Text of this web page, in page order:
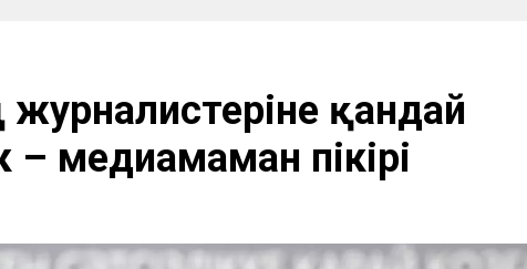
журналистеріне қандай
– медиамаман пікірі